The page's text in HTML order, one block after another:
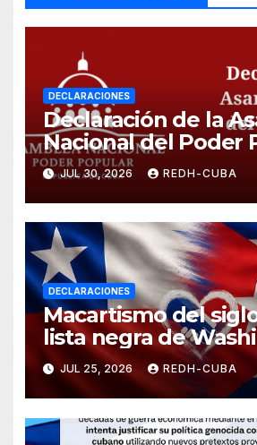
DECLARACIONES
Declaración de la
Nacional del Poder
¡Cesen el cerco
el castigo colectivo
cubano!
JUL 30, 2026 REDH-CUBA
DECLARACIONES
Macartismo del
lista negra de
silenciará el
crítico ni detendrá
solidaridad
JUL 25, 2026 REDH-CUBA